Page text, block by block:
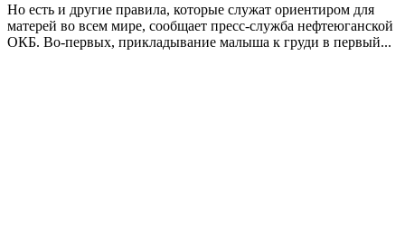
Но есть и другие правила, которые служат ориентиром для
матерей во всем мире, сообщает пресс-служба нефтеюганской
ОКБ. Во-первых, прикладывание малыша к груди в первый...